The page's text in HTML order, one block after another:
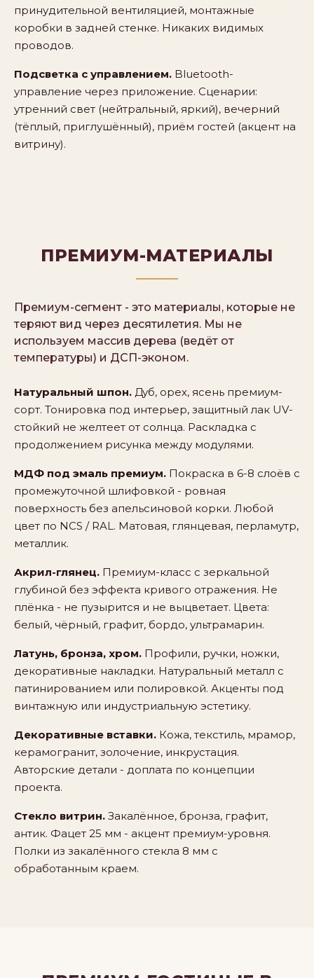
принудительной вентиляцией, монтажные
коробки в задней стенке. Никаких видимых
проводов.
Подсветка с управлением. Bluetooth-
управление через приложение. Сценарии:
утренний свет (нейтральный, яркий), вечерний
(тёплый, приглушённый), приём гостей (акцент на
витрину).
ПРЕМИУМ-МАТЕРИАЛЫ
Премиум-сегмент - это материалы, которые не
теряют вид через десятилетия. Мы не
используем массив дерева (ведёт от
температуры) и ДСП-эконом.
Натуральный шпон. Дуб, орех, ясень премиум-
сорт. Тонировка под интерьер, защитный лак UV-
стойкий не желтеет от солнца. Раскладка с
продолжением рисунка между модулями.
МДФ под эмаль премиум. Покраска в 6-8 слоёв с
промежуточной шлифовкой - ровная
поверхность без апельсиновой корки. Любой
цвет по NCS / RAL. Матовая, глянцевая, перламутр,
металлик.
Акрил-глянец. Премиум-класс с зеркальной
глубиной без эффекта кривого отражения. Не
плёнка - не пузырится и не выцветает. Цвета:
белый, чёрный, графит, бордо, ультрамарин.
Латунь, бронза, хром. Профили, ручки, ножки,
декоративные накладки. Натуральный металл с
патинированием или полировкой. Акценты под
винтажную или индустриальную эстетику.
Декоративные вставки. Кожа, текстиль, мрамор,
керамогранит, золочение, инкрустация.
Авторские детали - доплата по концепции
проекта.
Стекло витрин. Закалённое, бронза, графит,
антик. Фацет 25 мм - акцент премиум-уровня.
Полки из закалённого стекла 8 мм с
обработанным краем.